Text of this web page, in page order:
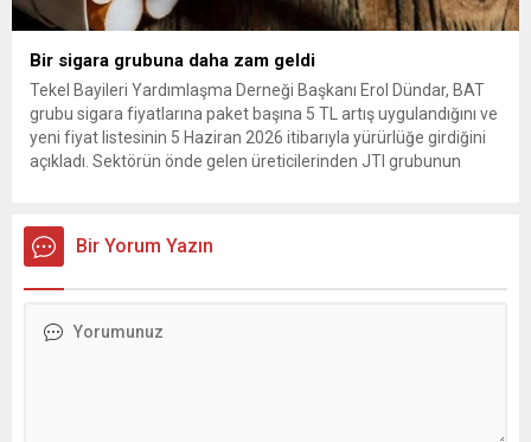
Bir sigara grubuna daha zam geldi
Tekel Bayileri Yardımlaşma Derneği Başkanı Erol Dündar, BAT
grubu sigara fiyatlarına paket başına 5 TL artış uygulandığını ve
yeni fiyat listesinin 5 Haziran 2026 itibarıyla yürürlüğe girdiğini
açıkladı. Sektörün önde gelen üreticilerinden JTI grubunun
Yardımlaşma...
Bir Yorum Yazın